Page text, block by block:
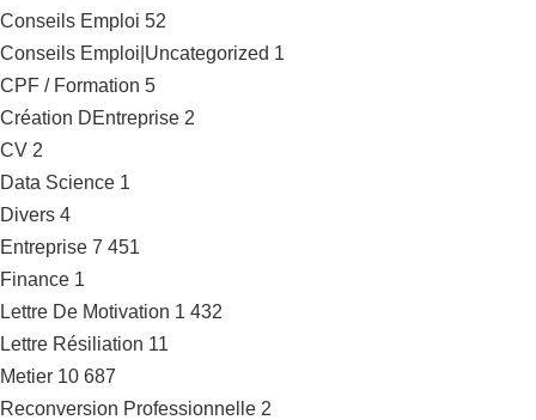
Conseils Emploi 52
Conseils Emploi|Uncategorized 1
CPF / Formation 5
Création DEntreprise 2
CV 2
Data Science 1
Divers 4
Entreprise 7 451
Finance 1
Lettre De Motivation 1 432
Lettre Résiliation 11
Metier 10 687
Reconversion Professionnelle 2